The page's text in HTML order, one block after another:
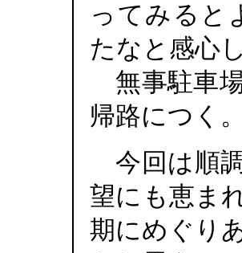
ってみると
たなと感心
無事駐車
帰路につく。
今回は順
望にも恵ま
期にめぐり